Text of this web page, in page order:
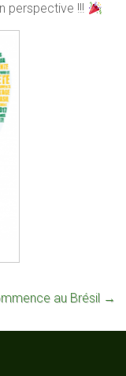
perspective !!!
au Brésil →